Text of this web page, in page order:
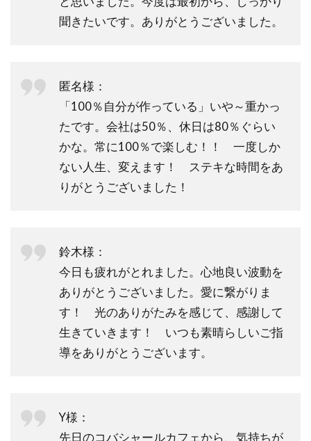
聞きたいです。ありがとうございました。
匿名様：
「100％自分が作っている」いや～重かっ
たです。会社は50％、休日は80％ぐらい
かな。常に100％で楽しむ！！ 一度しか
ない人生、変えます！ ステキな時間をあ
りがとうございました！
鈴木様：
今日も疲れがとれました。心地良い波動を
ありがとうございました。愛に繋がりま
す！ 光のありがたみを感じて、感謝して
生きていきます！ いつも素晴らしいご指
導をありがとうございます。
Y様：
先日のコバシャールカフェから、気持ちが